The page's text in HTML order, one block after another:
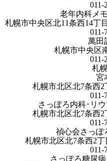
011-
老年内科メ
札幌市中央区北11条西14丁
011-
萬田
札幌市中央区
011-
札
宮
札幌市北区北7条西
011-
さっぽろ内科･リ
札幌市北区北7条西
011-
禎心会さっぽ
札幌市北区北7条西2
011-
さっぽろ糖尿